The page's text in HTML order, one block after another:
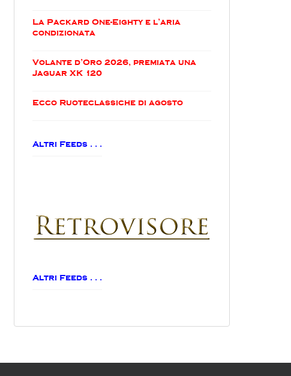
La Packard One-Eighty e l’aria
condizionata
Volante d’Oro 2026, premiata una
Jaguar XK 120
Ecco Ruoteclassiche di agosto
Altri Feeds . . .
Altri Feeds . . .